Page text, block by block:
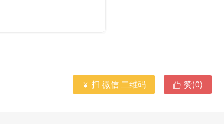
 赞(0)
 扫 微信 二维码